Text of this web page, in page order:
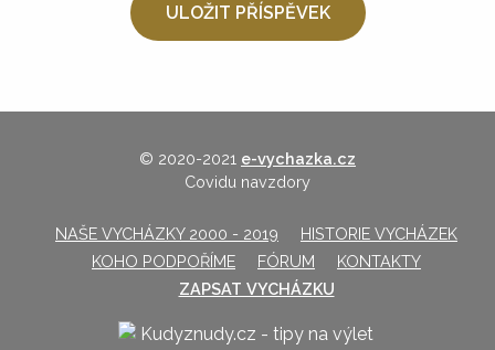
© 2020-2021 e-vychazka.cz
Covidu navzdory
NAŠE VYCHÁZKY 2000 - 2019
HISTORIE VYCHÁZEK
KOHO PODPOŘÍME
FÓRUM
KONTAKTY
ZAPSAT VYCHÁZKU